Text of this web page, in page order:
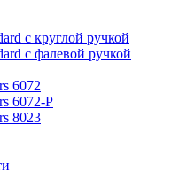
с круглой ручкой
с фалевой ручкой
6072
6072-P
8023